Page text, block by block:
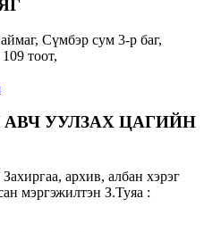
Сүмбэр сум 3-р баг,
тоот,
УУЛЗАХ ЦАГИЙН
архив, албан хэрэг
мэргэжилтэн З.Туяа :